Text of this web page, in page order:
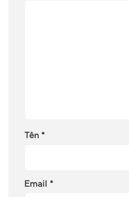
Tên *
Email *